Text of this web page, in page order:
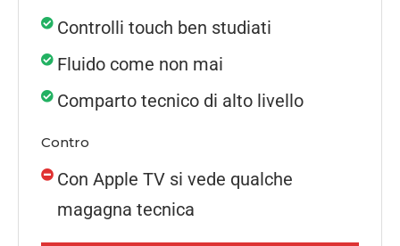
Controlli touch ben studiati
Fluido come non mai
Comparto tecnico di alto livello
Contro
Con Apple TV si vede qualche
magagna tecnica